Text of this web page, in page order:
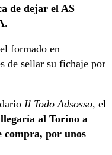
de dejar el AS
formado en
de sellar su fichaje por
Il Todo Adsosso, el
llegaría al Torino a
compra, por unos